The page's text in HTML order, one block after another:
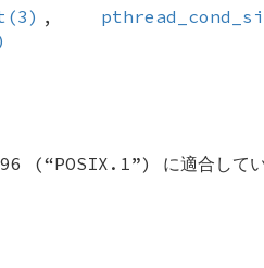
,
に適合してい